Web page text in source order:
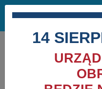
Masz pytania? 29
14